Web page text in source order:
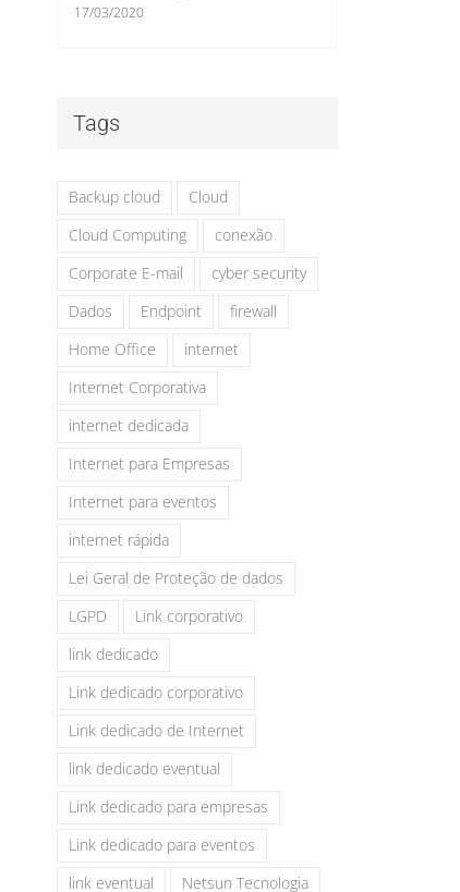
17/03/2020
Tags
Backup cloud
Cloud
Cloud Computing
conexão
Corporate E-mail
cyber security
Dados
Endpoint
firewall
Home Office
internet
Internet Corporativa
internet dedicada
Internet para Empresas
Internet para eventos
internet rápida
Lei Geral de Proteção de dados
LGPD
Link corporativo
link dedicado
Link dedicado corporativo
Link dedicado de Internet
link dedicado eventual
Link dedicado para empresas
Link dedicado para eventos
link eventual
Netsun Tecnologia